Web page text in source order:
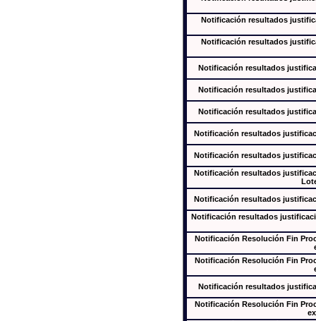
Notificación resultados
Notificación resultados
Notificación resultados
Notificación resultados
Notificación resultados
Notificación resultados
Notificación resultados
Notificación resultados
Notificación resultados
Notificación resultados
Notificación Resolución Fin
Notificación Resolución Fin
Notificación resultados
Notificación Resolución Fin